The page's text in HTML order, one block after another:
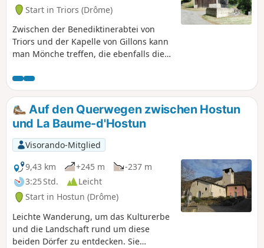
Start in Triors (Drôme)
Zwischen der Benediktinerabtei von
Triors und der Kapelle von Gillons kann
man Mönche treffen, die ebenfalls die
schönen Nussbaumhainen vorbeiführen
und ganz in der Nähe der ersten
Erhebungen der Drôme liegen.
Auf den Querwegen zwischen Hostun
und La Baume-d'Hostun
Visorando-Mitglied
9,43 km
+245 m
-237 m
3:25 Std.
Leicht
Start in Hostun (Drôme)
Leichte Wanderung, um das Kulturerbe
und die Landschaft rund um diese
beiden Dörfer zu entdecken. Sie